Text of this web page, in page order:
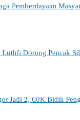
Pemberdayaan
Dorong Pencak
Jadi 2, OJK Bidik